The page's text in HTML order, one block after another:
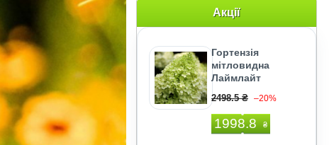
Акції
Гортензія
мітловидна
Лаймлайт
2498.5 ₴ –20%
1998.8 ₴